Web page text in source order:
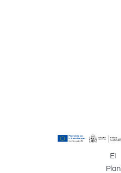
El
Plan